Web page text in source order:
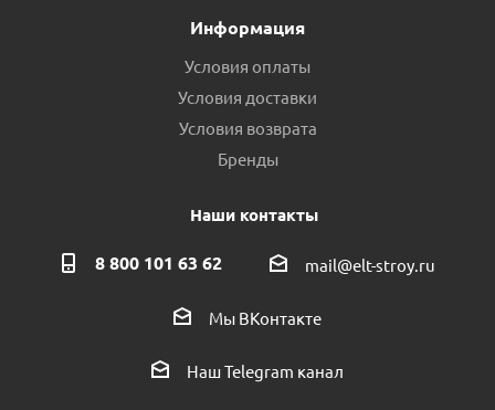
Информация
Условия оплаты
Условия доставки
Условия возврата
Бренды
Наши контакты
8 800 101 63 62 mail@elt-stroy.ru
Мы ВКонтакте
Наш Telegram канал